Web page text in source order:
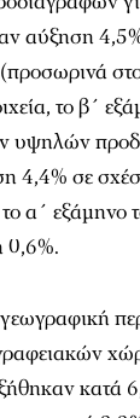
αύξηση
το β΄
υψηλών
4,4% σε
α΄
0,6%.
γραφειακών
κατά